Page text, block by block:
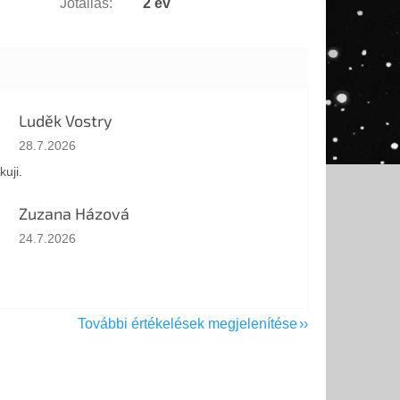
Luděk Vostry
Az áruház értékelése 5-ből 5 csillag.
28.7.2026
Zuzana Házová
Az áruház értékelése 5-ből 5 csillag.
24.7.2026
További értékelések megjelenítése